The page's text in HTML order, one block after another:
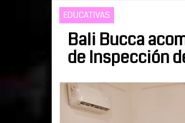
EDUCATIVAS
Bali Bucca
de Inspección